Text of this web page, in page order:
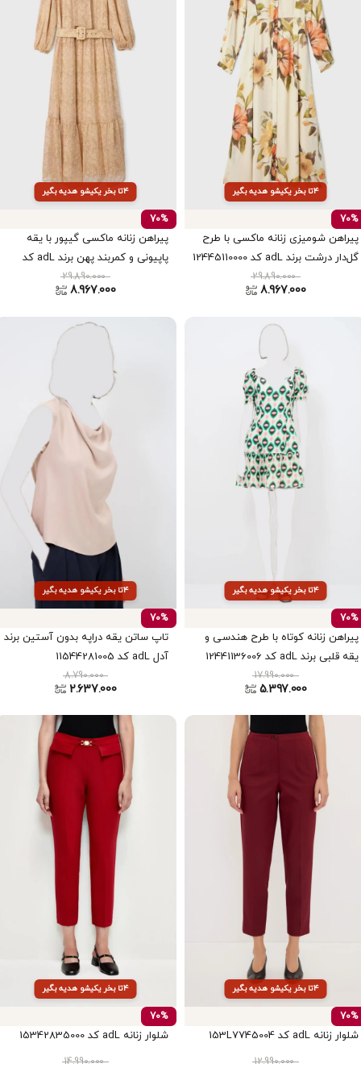
۴تا بخر یکیشو هدیه بگیر
70%
پیراهن شومیزی زنانه ماکسی با طرح
گل‌دار درشت برند adL کد 12445110000
29.890.000
8.967.000
۴تا بخر یکیشو هدیه بگیر
70%
پیراهن زنانه ماکسی گیپور با یقه
پاپیونی و کمربند پهن برند adL کد
12445097000
29.890.000
8.967.000
۴تا بخر یکیشو هدیه بگیر
70%
پیراهن زنانه کوتاه با طرح هندسی و
یقه قلبی برند adL کد 12441136006
17.990.000
5.397.000
۴تا بخر یکیشو هدیه بگیر
70%
تاپ ساتن یقه دراپه بدون آستین برند
آدل adL کد 11544281005
8.790.000
2.637.000
۴تا بخر یکیشو هدیه بگیر
70%
شلوار زنانه adL کد 153L7745004
12.990.000
۴تا بخر یکیشو هدیه بگیر
70%
شلوار زنانه adL کد 15342835000
14.990.000